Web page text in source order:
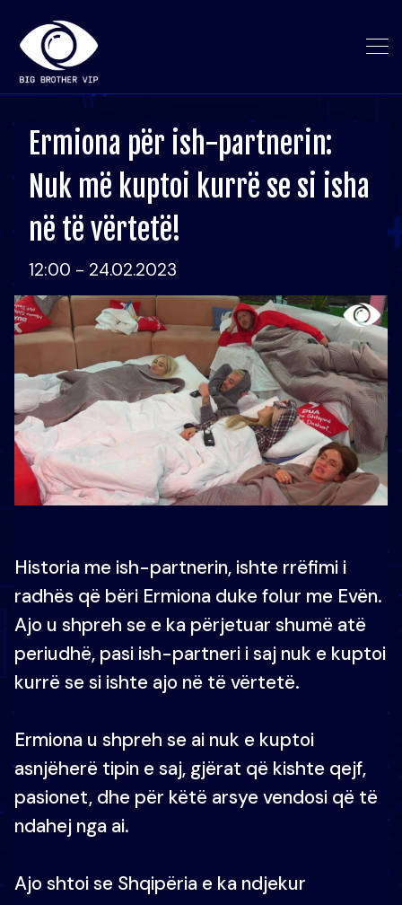
Ermiona për ish-partnerin:
Nuk më kuptoi kurrë se si isha
në të vërtetë!
12:00 - 24.02.2023
Historia me ish-partnerin, ishte rrëfimi i
radhës që bëri Ermiona duke folur me Evën.
Ajo u shpreh se e ka përjetuar shumë atë
periudhë, pasi ish-partneri i saj nuk e kuptoi
kurrë se si ishte ajo në të vërtetë.
Ermiona u shpreh se ai nuk e kuptoi
asnjëherë tipin e saj, gjërat që kishte qejf,
pasionet, dhe për këtë arsye vendosi që të
ndahej nga ai.
Ajo shtoi se Shqipëria e ka ndjekur